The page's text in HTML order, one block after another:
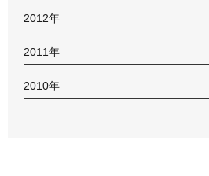
2012年
2011年
2010年